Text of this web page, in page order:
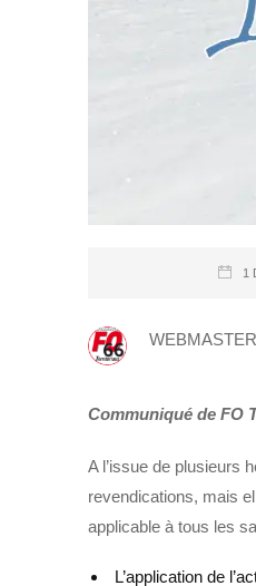
1
WEBMASTER
Communiqué de FO
A l’issue de plusieurs
revendications, mais
applicable à tous les
L’application de